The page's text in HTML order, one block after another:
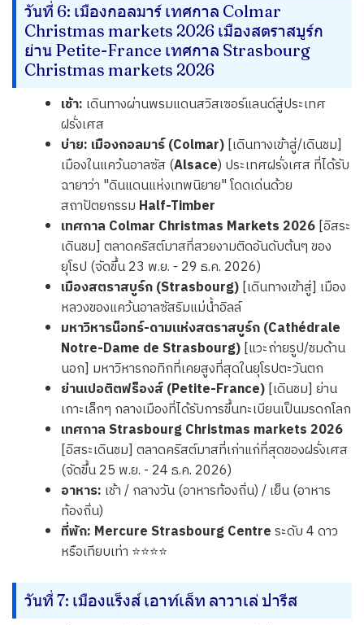
วันที่ 6: เมืองกอลมาร์ เทศกาล Colmar
Christmas markets 2026 เมืองสตราสบูร์ก
ย่าน Petite-France เทศกาล Strasbourg
Christmas markets 2026
เช้า: เดินทางผ่านพรมแดนสวิสเซอร์แลนด์สู่ประเทศ
ฝรั่งเศส
บ่าย: เมืองกอลมาร์ (Colmar)[เดินทางเข้าสู่/เดินชม]
เมืองในแคว้นอาลซัส (Alsace) ประเทศฝรั่งเศส ที่ได้รับ
ฉายาว่า "ดินแดนแห่งเทพนิยาย" โดดเด่นด้วย
สถาปัตยกรรม Half-Timber
เทศกาล Colmar Christmas Markets 2026[อิสระ
เดินชม] ตลาดคริสต์มาสที่สวยงามติดอันดับต้นๆ ของ
ยุโรป (จัดขึ้น 23 พ.ย. - 29 ธ.ค. 2026)
เมืองสตราสบูร์ก (Strasbourg)[เดินทางเข้าสู่] เมือง
หลวงของแคว้นอาลซัสริมแม่น้ำอิลล์
มหาวิหารน็อทร์-ดามแห่งสตราสบูร์ก (Cathédrale
Notre-Dame de Strasbourg)[แวะถ่ายรูป/ชมด้าน
นอก] มหาวิหารกอทิกที่เคยสูงที่สุดในยุโรปตะวันตก
ย่านเปอติตฟร็องส์ (Petite-France)[เดินชม] ย่าน
เกาะเล็กๆ กลางเมืองที่ได้รับการขึ้นทะเบียนเป็นมรดกโลก
เทศกาล Strasbourg Christmas markets 2026
[อิสระเดินชม] ตลาดคริสต์มาสที่เก่าแก่ที่สุดของฝรั่งเศส
(จัดขึ้น 25 พ.ย. - 24 ธ.ค. 2026)
อาหาร: เช้า / กลางวัน (อาหารท้องถิ่น) / เย็น (อาหาร
ท้องถิ่น)
ที่พัก: Mercure Strasbourg Centreระดับ 4 ดาว
หรือเทียบเท่า ⭐⭐⭐⭐
วันที่ 7: เมืองแร็งส์ เอาท์เล็ท ลาวาเล่ ปารีส